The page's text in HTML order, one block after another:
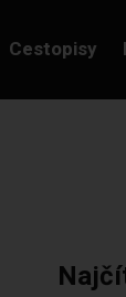
Cestopisy